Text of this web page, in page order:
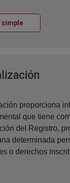
simpleVentana nueva
proporciona
que tiene
del Registro,
determinada
o derechos